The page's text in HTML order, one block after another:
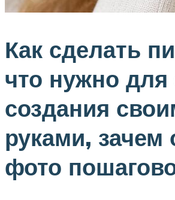
Как сделать
что нужно для
создания
руками, зачем
фото